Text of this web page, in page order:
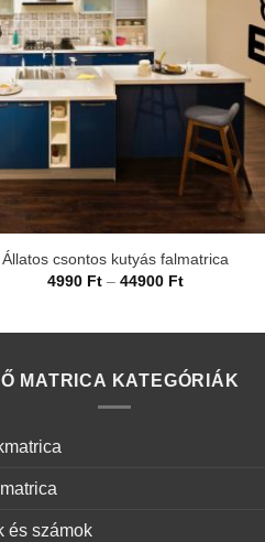
Állatos csontos kutyás falmatrica
4990 Ft – 44900 FtÁrtartomány:
MATRICA KATEGÓRIÁK
és számok